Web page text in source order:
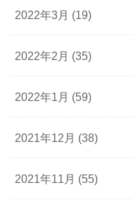
2022年3月 (19)
2022年2月 (35)
2022年1月 (59)
2021年12月 (38)
2021年11月 (55)